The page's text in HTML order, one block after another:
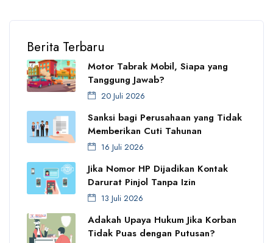
Berita Terbaru
Motor Tabrak Mobil, Siapa yang
Tanggung Jawab?
20 Juli 2026
Sanksi bagi Perusahaan yang Tidak
Memberikan Cuti Tahunan
16 Juli 2026
Jika Nomor HP Dijadikan Kontak
Darurat Pinjol Tanpa Izin
13 Juli 2026
Adakah Upaya Hukum Jika Korban
Tidak Puas dengan Putusan?